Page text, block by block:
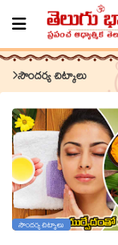
సౌందర్య చిట్కాలు
సౌందర్య చిట్కాలు